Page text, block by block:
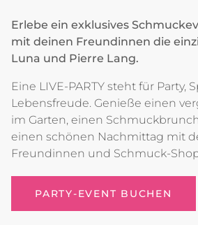
Erlebe ein exklusives
mit deinen Freundinnen die
Luna und Pierre Lang.
Eine LIVE-PARTY steht für Party,
Lebensfreude. Genieße einen
im Garten, einen
einen schönen Nachmittag mit
Freundinnen und Schmuck-
PARTY-EVENT BUCHEN